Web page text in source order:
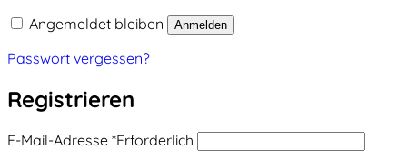
Angemeldet bleiben
Anmelden
Passwort vergessen?
Registrieren
E-Mail-Adresse *Erforderlich